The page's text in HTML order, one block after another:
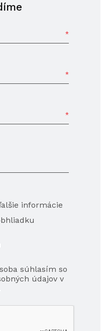
informácie
súhlasím so
údajov v